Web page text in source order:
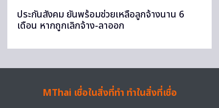
ประกันสังคม ยันพร้อมช่วยเหลือลูกจ้างนาน 6
เดือน หากถูกเลิกจ้าง-ลาออก
MThai เชื่อในสิ่งที่ทำ ทำในสิ่งที่เชื่อ